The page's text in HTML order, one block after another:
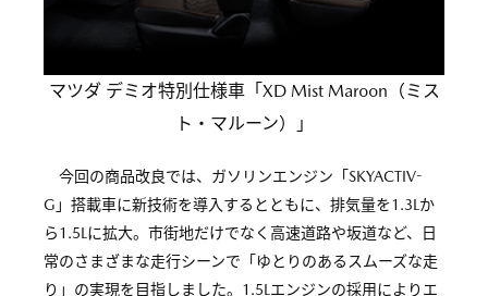
マツダ デミオ特別仕様車「XD Mist Maroon（ミス
ト・マルーン）」
今回の商品改良では、ガソリンエンジン「SKYACTIV-
G」搭載車に新技術を導入するとともに、排気量を1.3Lか
ら1.5Lに拡大。市街地だけでなく高速道路や坂道など、日
常のさまざまな走行シーンで「ゆとりのあるスムーズな走
り」の実現を目指しました。1.5Lエンジンの採用によりエ